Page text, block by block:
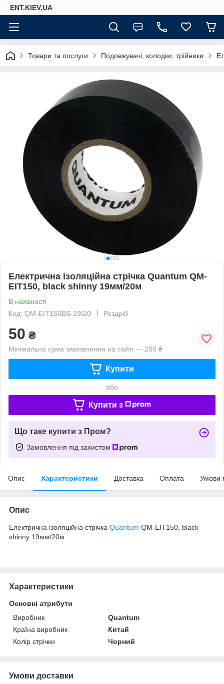
ENT.KIEV.UA
Товари та послуги Подовжувачі, колодки, трійники
Електрична ізоляційна стрічка Quantum QM-
EIT150, black shinny 19мм/20м
В наявності
Код: QM-EIT150BS-19/20
Роздріб
50 ₴
Мінімальна сума замовлення на сайті — 200 ₴
Купити
або
Купити з
Що таке купити з Пром?
Замовлення під захистом
Опис Характеристики Доставка Оплата Умови
Опис
Електрична ізоляційна стрічка Quantum QM-EIT150, black
shinny 19мм/20м
Характеристики
Основні атрибути
Виробник
Quantum
Країна виробник
Китай
Колір стрічки
Чорний
Умови доставки